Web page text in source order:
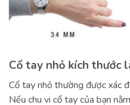
Cổ tay nhỏ kích thước
Cổ tay nhỏ thường được xác
Nếu chu vi cổ tay của bạn